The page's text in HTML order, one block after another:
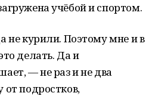
учёбой и спортом.
не курили. Поэтому мне и в
делать. Да и
— не раз и не два
подростков,